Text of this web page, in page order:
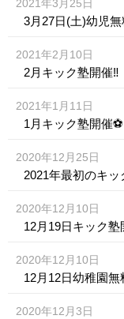
2021年3月25日
3月27日(土)幼児
2021年2月10日
2月キック塾開催‼️
2021年1月11日
1月キック塾開催⚽️
2020年12月25日
2021年最初のキッ
2020年12月10日
12月19日キック塾
2020年12月10日
12月12日幼稚園
2020年12月3日